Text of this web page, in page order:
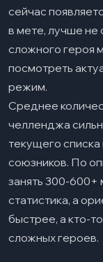
сейчас
в мете, лучше не
сложного героя
посмотреть
режим.
Среднее
челленджа
текущего
союзников. По
занять 300-600+
статистика, а
быстрее, а кто-
сложных героев.